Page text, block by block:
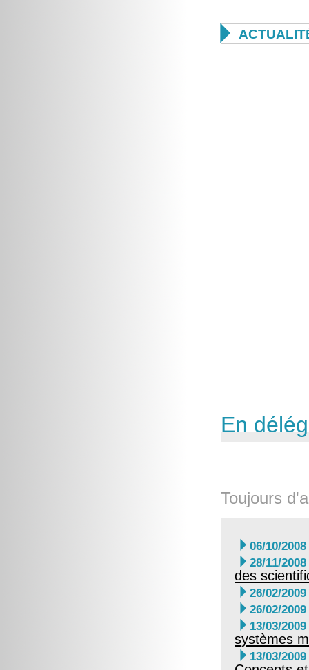

En
Toujours
 06/10/2008
 28/11/2008
des
 26/02/2009
 26/02/2009
 13/03/2009
systèmes
 13/03/2009